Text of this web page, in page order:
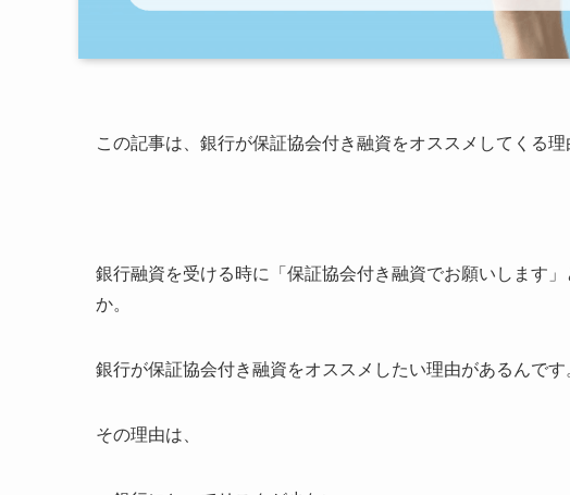
この記事は、銀行が保証協会付き融資をオススメしてくる理
銀行融資を受ける時に「保証協会付き融資でお願いします
か。
銀行が保証協会付き融資をオススメしたい理由があるんです
その理由は、